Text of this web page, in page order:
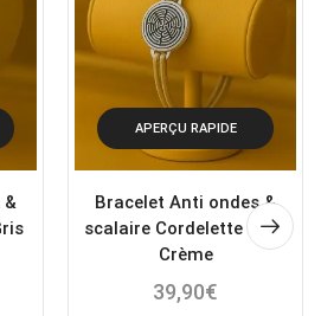
APERÇU RAPIDE
Bracelet Anti ondes &
scalaire Cordelette Café
Crème
39,90€